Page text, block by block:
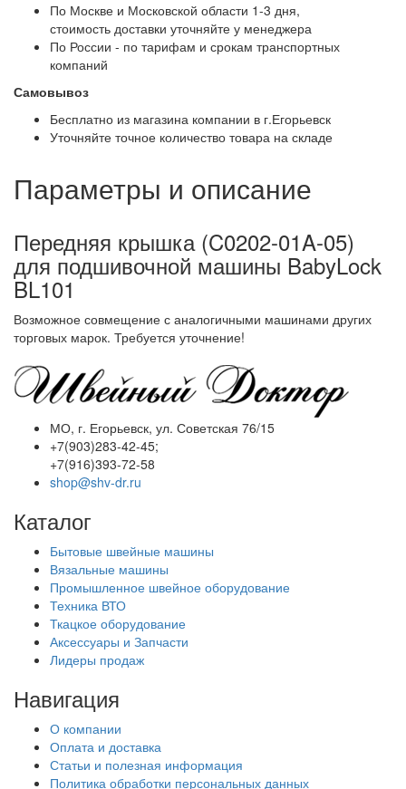
По Москве и Московской области 1-3 дня,
стоимость доставки уточняйте у менеджера
По России - по тарифам и срокам транспортных
компаний
Самовывоз
Бесплатно из магазина компании в г.Егорьевск
Уточняйте точное количество товара на складе
Параметры и описание
Передняя крышка (C0202-01A-05)
для подшивочной машины BabyLock
BL101
Возможное совмещение с аналогичными машинами других
торговых марок. Требуется уточнение!
МО, г. Егорьевск, ул. Советская 76/15
+7(903)283-42-45;
+7(916)393-72-58
shop@shv-dr.ru
Каталог
Бытовые швейные машины
Вязальные машины
Промышленное швейное оборудование
Техника ВТО
Ткацкое оборудование
Аксессуары и Запчасти
Лидеры продаж
Навигация
О компании
Оплата и доставка
Статьи и полезная информация
Политика обработки персональных данных